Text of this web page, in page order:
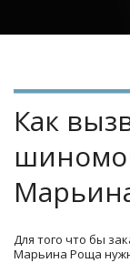
Как
Для того что бы
Марьина Роща